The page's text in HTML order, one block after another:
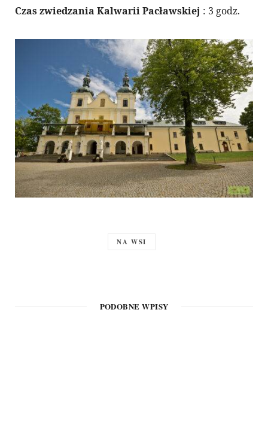
Czas zwiedzania Kalwarii Pacławskiej : 3 godz.
NA WSI
PODOBNE WPISY